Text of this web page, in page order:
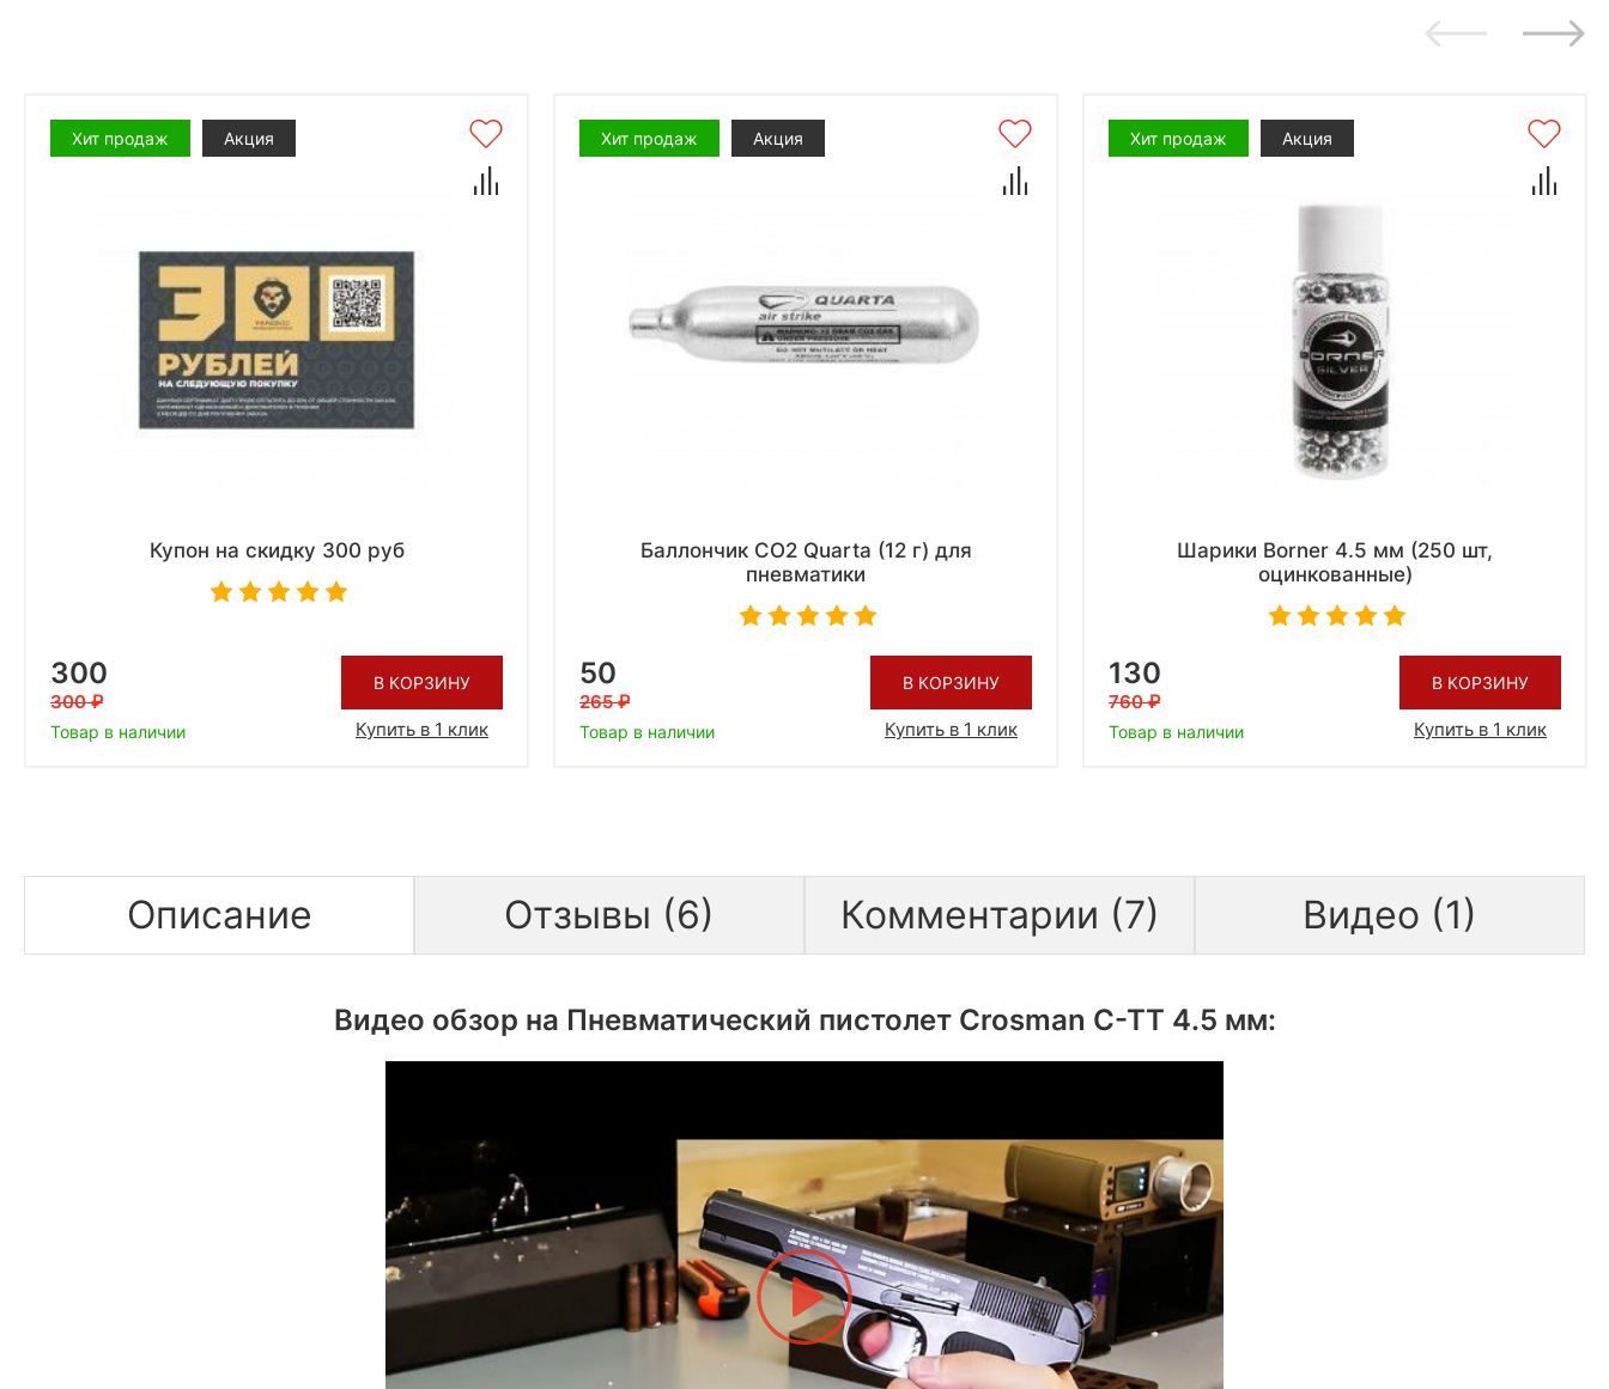
Хит продаж Акция
Купон на скидку 300 руб
300
300
Товар в наличии
В КОРЗИНУ
Купить в 1 клик
Хит продаж Акция
Баллончик CO2 Quarta (12 г) для
пневматики
50
265
Товар в наличии
В КОРЗИНУ
Купить в 1 клик
Хит продаж Акция
Шарики Borner 4.5 мм (250 шт,
оцинкованные)
130
760
Товар в наличии
В КОРЗИНУ
Купить в 1 клик
Описание Отзывы (6) Комментарии (7) Видео (1)
Видео обзор на Пневматический пистолет Crosman C-TT 4.5 мм: